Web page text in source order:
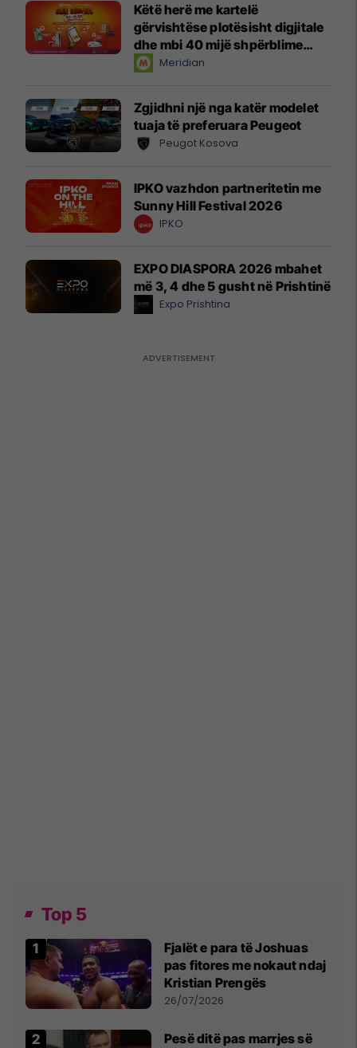
Këtë herë me kartelë
gërvishtëse plotësisht digjitale
dhe mbi 40 mijë shpërblime
instant!Meridian
Zgjidhni një nga katër modelet
tuaja të preferuara Peugeot
Peugot Kosova
IPKO vazhdon partneritetin me
Sunny Hill Festival 2026
IPKO
EXPO DIASPORA 2026 mbahet
më 3, 4 dhe 5 gusht në Prishtinë
Expo Prishtina
Top 5
Fjalët e para të Joshuas
pas fitores me nokaut ndaj
Kristian Prengës
26/07/2026
Pesë ditë pas marrjes së